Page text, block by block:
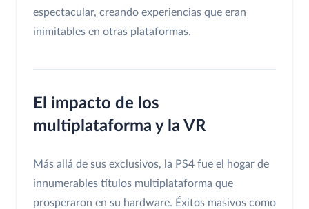
espectacular, creando experiencias que eran
inimitables en otras plataformas.
El impacto de los
multiplataforma y la VR
Más allá de sus exclusivos, la PS4 fue el hogar de
innumerables títulos multiplataforma que
prosperaron en su hardware. Éxitos masivos como